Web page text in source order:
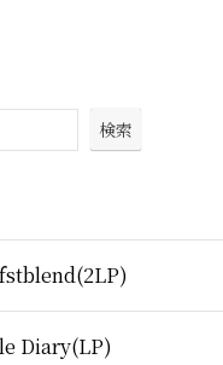
検索
Diary(LP)